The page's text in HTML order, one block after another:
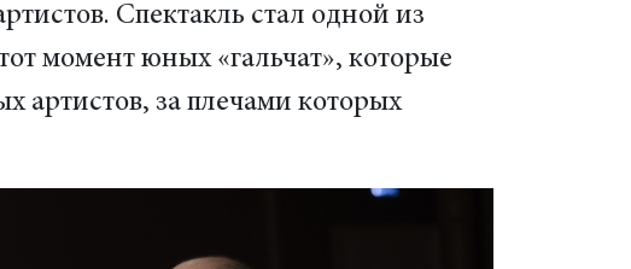
Спектакль стал одной из
момент юных «гальчат», которые
артистов, за плечами которых